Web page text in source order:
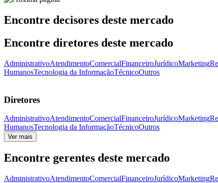
Encontre decisores deste mercado
Encontre diretores deste mercado
AdministrativoAtendimentoComercialFinanceiroJurídicoMarketing
HumanosTecnologia da InformaçãoTécnicoOutros
Diretores
AdministrativoAtendimentoComercialFinanceiroJurídicoMarketing
HumanosTecnologia da InformaçãoTécnicoOutros
Ver mais
Encontre gerentes deste mercado
AdministrativoAtendimentoComercialFinanceiroJurídicoMarketing